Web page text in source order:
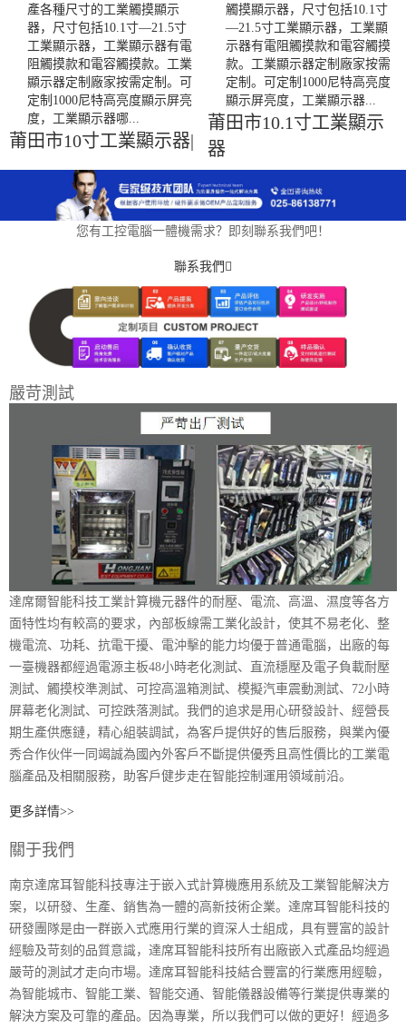
產各種尺寸的工業觸摸顯示
器，尺寸包括10.1寸—21.5寸
工業顯示器，工業顯示器有電
阻觸摸款和電容觸摸款。工業
顯示器定制廠家按需定制。可
定制1000尼特高亮度顯示屏亮
度，工業顯示器哪...
莆田市10寸工業顯示器|
觸摸顯示器，尺寸包括10.1寸
—21.5寸工業顯示器，工業顯
示器有電阻觸摸款和電容觸摸
款。工業顯示器定制廠家按需
定制。可定制1000尼特高亮度
顯示屏亮度，工業顯示器...
莆田市10.1寸工業顯示
器
您有工控電腦一體機需求？即刻聯系我們吧！
聯系我們
嚴苛測試
達席爾智能科技工業計算機元器件的耐壓、電流、高溫、濕度等各方
面特性均有較高的要求，內部板線需工業化設計，使其不易老化、整
機電流、功耗、抗電干擾、電沖擊的能力均優于普通電腦，出廠的每
一臺機器都經過電源主板48小時老化測試、直流穩壓及電子負載耐壓
測試、觸摸校準測試、可控高溫箱測試、模擬汽車震動測試、72小時
屏幕老化測試、可控跌落測試。我們的追求是用心研發設計、經營長
期生產供應鏈，精心組裝調試，為客戶提供好的售后服務，與業內優
秀合作伙伴一同竭誠為國內外客戶不斷提供優秀且高性價比的工業電
腦產品及相關服務，助客戶健步走在智能控制運用領域前沿。
更多詳情>>
關于我們
南京達席耳智能科技專注于嵌入式計算機應用系統及工業智能解決方
案，以研發、生產、銷售為一體的高新技術企業。達席耳智能科技的
研發團隊是由一群嵌入式應用行業的資深人士組成，具有豐富的設計
經驗及苛刻的品質意識，達席耳智能科技所有出廠嵌入式產品均經過
嚴苛的測試才走向市場。達席耳智能科技結合豐富的行業應用經驗，
為智能城市、智能工業、智能交通、智能儀器設備等行業提供專業的
解決方案及可靠的產品。因為專業，所以我們可以做的更好！經過多